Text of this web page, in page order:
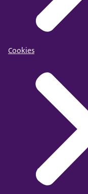
Cookies